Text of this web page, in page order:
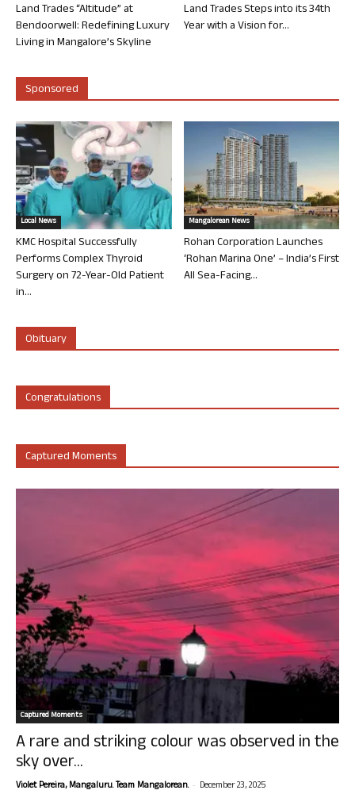
Land Trades “Altitude” at
Bendoorwell: Redefining Luxury
Living in Mangalore’s Skyline
Land Trades Steps into its 34th
Year with a Vision for...
Sponsored
Local News
KMC Hospital Successfully
Performs Complex Thyroid
Surgery on 72-Year-Old Patient
in...
Mangalorean News
Rohan Corporation Launches
‘Rohan Marina One’ – India’s First
All Sea-Facing...
Obituary
Congratulations
Captured Moments
Captured Moments
A rare and striking colour was observed in the
sky over...
Violet Pereira, Mangaluru. Team Mangalorean. - December 23, 2025